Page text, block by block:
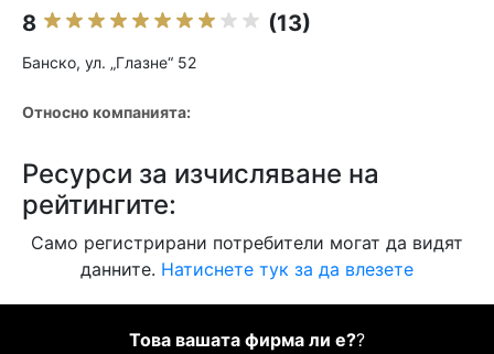
8 (13)
Банско, ул. „Глазне“ 52
Относно компанията:
Ресурси за изчисляване на
рейтингите:
Само регистрирани потребители могат да видят
данните. Натиснете тук за да влезете
Това вашата фирма ли е??